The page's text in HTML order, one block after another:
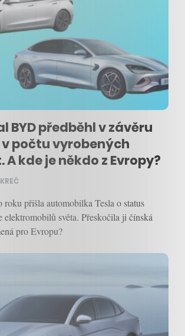
BYD předběhl v závěru
v počtu vyrobených
kde je někdo z Evropy?
roku přišla automobilka Tesla o status
elektromobilů světa. Přeskočila ji čínská
pro Evropu?